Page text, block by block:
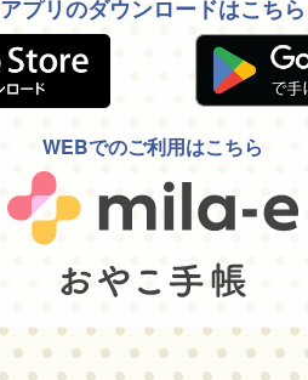
アプリのダウンロードはこちら
WEBでのご利用はこちら